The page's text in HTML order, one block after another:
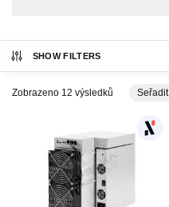
SHOW FILTERS
Zobrazeno 12 výsledků